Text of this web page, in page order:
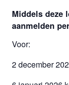
Middels deze
aanmelden
Voor:
2 december